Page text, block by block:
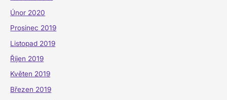
Únor 2020
Prosinec 2019
Listopad 2019
Říjen 2019
Květen 2019
Březen 2019